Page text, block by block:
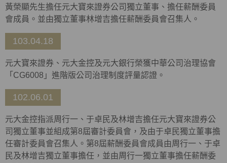
黃榮顯先生擔任元大寶來證券公司獨立董事、擔任薪酬委員
會成員。並由獨立董事林增吉擔任薪酬委員會召集人。
103.04.18
元大寶來證券、元大金控及元大銀行榮獲中華公司治理協會
「CG6008」進階版公司治理制度評量認證。
102.06.01
元大金控指派周行一、于卓民及林增吉擔任元大寶來證券公
司獨立董事並組成第8屆審計委員會，及由于卓民獨立董事擔
任審計委員會召集人。第8屆薪酬委員會成員由周行一、于卓
民及林增吉獨立董事擔任，並由周行一獨立董事擔任薪酬委